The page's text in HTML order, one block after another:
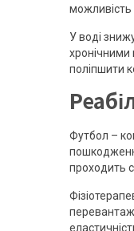
можливість
У воді
поліпшити
Футбол –
проходить